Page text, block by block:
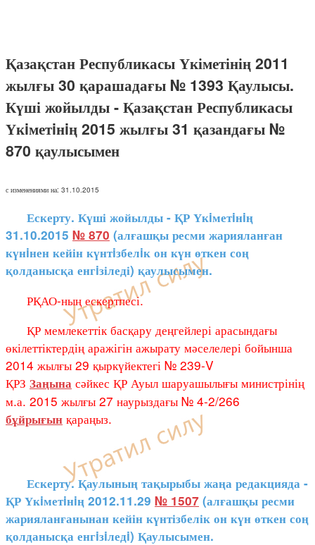
Қазақстан Республикасы Үкіметінің 2011
жылғы 30 қарашадағы № 1393 Қаулысы.
Күші жойылды - Қазақстан Республикасы
Үкiметiнiң 2015 жылғы 31 қазандағы №
870 қаулысымен
с изменениями на: 31.10.2015
Ескерту. Күші жойылды - ҚР Үкiметiнiң
31.10.2015 № 870 (алғашқы ресми жарияланған
күнiнен кейін күнтiзбелiк он күн өткен соң
қолданысқа енгiзіледі) қаулысымен.
РҚАО-ның ескертпесі.
ҚР мемлекеттік басқару деңгейлері арасындағы
өкілеттіктердің аражігін ажырату мәселелері бойынша
2014 жылғы 29 қыркүйектегі № 239-V
ҚРЗ Заңына сәйкес ҚР Ауыл шаруашылығы министрінің
м.а. 2015 жылғы 27 наурыздағы № 4-2/266
бұйрығын қараңыз.
Ескерту. Қаулының тақырыбы жаңа редакцияда -
ҚР Үкiметiнiң 2012.11.29 № 1507 (алғашқы ресми
жарияланғанынан кейін күнтізбелік он күн өткен соң
қолданысқа енгiзiледi) Қаулысымен.